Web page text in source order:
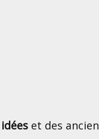
et des